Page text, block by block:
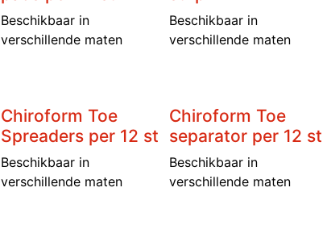
Beschikbaar in
verschillende maten
Beschikbaar in
verschillende maten
Chiroform Toe
Spreaders per 12 st
Beschikbaar in
verschillende maten
Chiroform Toe
separator per 12 st
Beschikbaar in
verschillende maten